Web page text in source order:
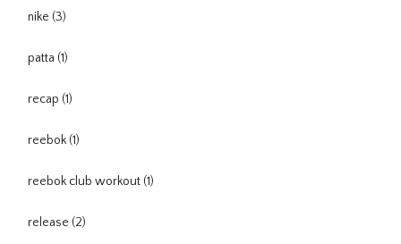
nike (3)
patta (1)
recap (1)
reebok (1)
reebok club workout (1)
release (2)